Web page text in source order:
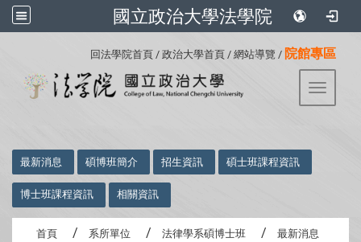
國立政治大學法學院
回法學院首頁 / 政治大學首頁 / 網站導覽 / 院館專區
Toggle
最新消息 碩博班簡介 招生資訊 碩士班課程資訊
博士班課程資訊 相關資訊
首頁 系所單位 法律學系碩博士班 最新消息